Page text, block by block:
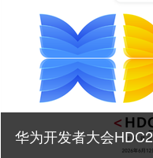
荣耀600 Pro评测：拍
华为开发者大会